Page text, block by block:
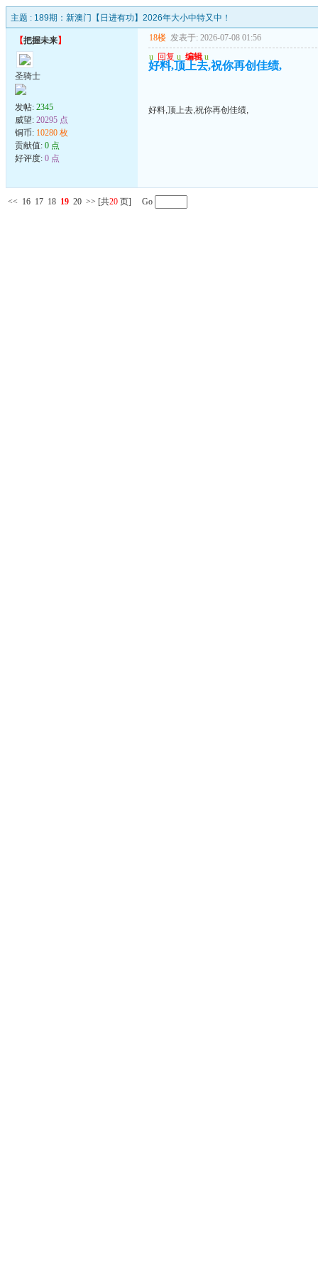
主题 : 189期：新澳门【日进有功】2026年大小中特又中！
【把握未来】
圣骑士
发帖: 2345
威望: 20295 点
铜币: 10280 枚
贡献值: 0 点
好评度: 0 点
18楼 发表于: 2026-07-08 01:56
u 回复 u 编辑 u
好料,顶上去,祝你再创佳绩,
好料,顶上去,祝你再创佳绩,
<< 16 17 18 19 20 >> [共20 页] Go